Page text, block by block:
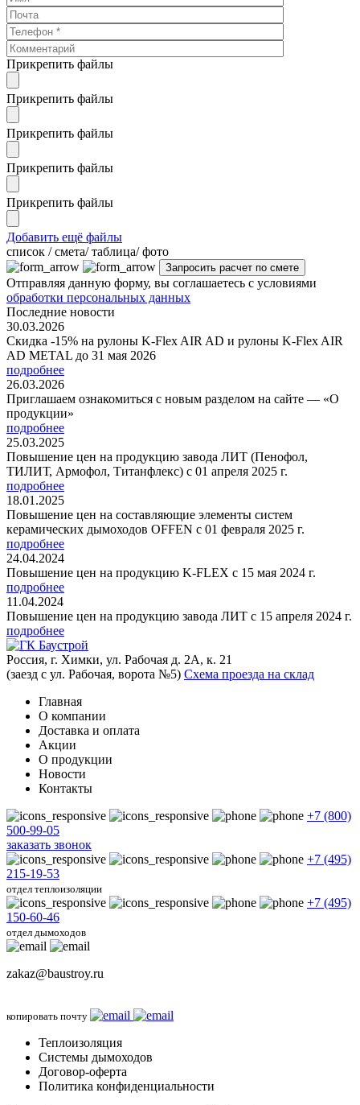
Прикрепить файлы
Прикрепить файлы
Прикрепить файлы
Прикрепить файлы
Прикрепить файлы
Добавить ещё файлы
cписок / смета/ таблица/ фото
Отправляя данную форму, вы соглашаетесь с условиями
обработки персональных данных
Последние новости
30.03.2026
Скидка -15% на рулоны K-Flex AIR AD и рулоны K-Flex AIR
AD METAL до 31 мая 2026
подробнее
26.03.2026
Приглашаем ознакомиться с новым разделом на сайте — «О
продукции»
подробнее
25.03.2025
Повышение цен на продукцию завода ЛИТ (Пенофол,
ТИЛИТ, Армофол, Титанфлекс) с 01 апреля 2025 г.
подробнее
18.01.2025
Повышение цен на составляющие элементы систем
керамических дымоходов OFFEN с 01 февраля 2025 г.
подробнее
24.04.2024
Повышение цен на продукцию K-FLEX с 15 мая 2024 г.
подробнее
11.04.2024
Повышение цен на продукцию завода ЛИТ с 15 апреля 2024 г.
подробнее
Россия, г. Химки, ул. Рабочая д. 2А, к. 21
(заезд с ул. Рабочая, ворота №5) Схема проезда на склад
Главная
О компании
Доставка и оплата
Акции
О продукции
Новости
Контакты
+7 (800)
500-99-05
заказать звонок
+7 (495)
215-19-53
отдел теплоизоляции
+7 (495)
150-60-46
отдел дымоходов
zakaz@baustroy.ru
копировать почту
Теплоизоляция
Системы дымоходов
Договор-оферта
Политика конфиденциальности